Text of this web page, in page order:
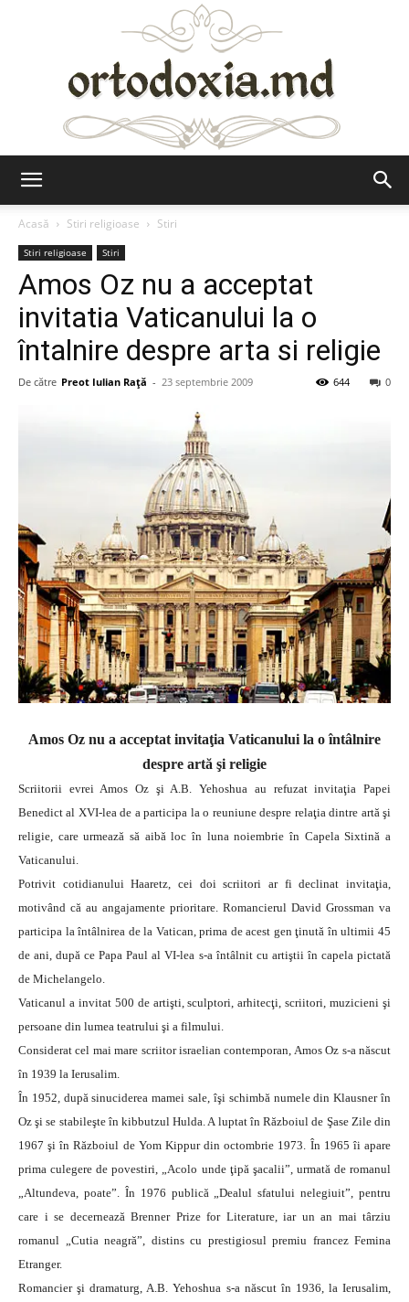
Acasă
Stiri religioase Stiri
Stiri religioase Stiri
Amos Oz nu a acceptat
invitatia Vaticanului la o
întalnire despre arta si religie
De către Preot Iulian Raţă - 23 septembrie 2009 0
644
Amos Oz nu a acceptat invitaţia Vaticanului la o întâlnire
despre artă şi religie
Scriitorii evrei Amos Oz şi A.B. Yehoshua au refuzat invitaţia Papei
Benedict al XVI-lea de a participa la o reuniune despre relaţia dintre artă şi
religie, care urmează să aibă loc în luna noiembrie în Capela Sixtină a
Vaticanului.
Potrivit cotidianului Haaretz, cei doi scriitori ar fi declinat invitaţia,
motivând că au angajamente prioritare. Romancierul David Grossman va
participa la întâlnirea de la Vatican, prima de acest gen ţinută în ultimii 45
de ani, după ce Papa Paul al VI-lea s-a întâlnit cu artiştii în capela pictată
de Michelangelo.
Vaticanul a invitat 500 de artişti, sculptori, arhitecţi, scriitori, muzicieni şi
persoane din lumea teatrului şi a filmului.
Considerat cel mai mare scriitor israelian contemporan, Amos Oz s‑a născut
în 1939 la Ierusalim.
În 1952, după sinuciderea mamei sale, îşi schimbă numele din Klausner în
Oz şi se stabileşte în kibbutzul Hulda. A luptat în Războiul de Şase Zile din
1967 şi în Războiul de Yom Kippur din octombrie 1973. În 1965 îi apare
prima culegere de povestiri, „Acolo unde ţipă şacalii”, urmată de romanul
„Altundeva, poate”. În 1976 publică „Dealul sfatului nelegiuit”, pentru
care i se decernează Brenner Prize for Literature, iar un an mai târziu
romanul „Cutia neagră”, distins cu prestigiosul premiu francez Femina
Etranger.
Romancier şi dramaturg, A.B. Yehoshua s-a născut în 1936, la Ierusalim,